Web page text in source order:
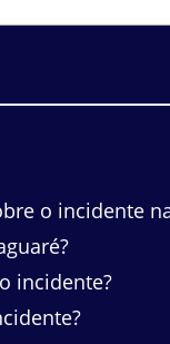
o incidente
incidente?